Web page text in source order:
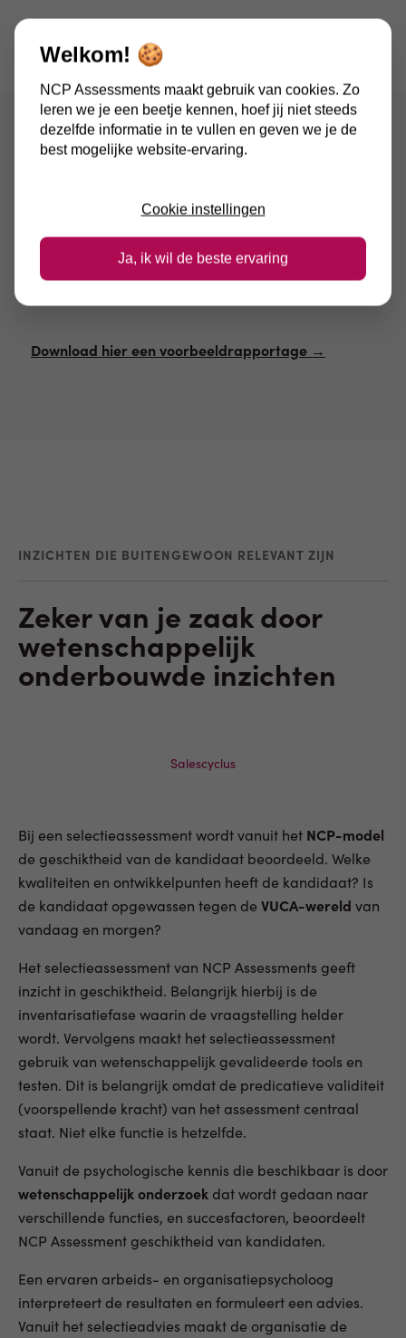
Werkwijze
Inventarisatie
Assessment
Download hier een voorbeeldrapportage →
INZICHTEN DIE BUITENGEWOON RELEVANT ZIJN
Zeker van je zaak door
wetenschappelijk
onderbouwde inzichten
Salescyclus
Bij een selectieassessment wordt vanuit het NCP-model
de geschiktheid van de kandidaat beoordeeld. Welke
kwaliteiten en ontwikkelpunten heeft de kandidaat? Is
de kandidaat opgewassen tegen de VUCA-wereld van
vandaag en morgen?
Het selectieassessment van NCP Assessments geeft
inzicht in geschiktheid. Belangrijk hierbij is de
inventarisatiefase waarin de vraagstelling helder
wordt. Vervolgens maakt het selectieassessment
gebruik van wetenschappelijk gevalideerde tools en
testen. Dit is belangrijk omdat de predicatieve validiteit
(voorspellende kracht) van het assessment centraal
staat. Niet elke functie is hetzelfde.
Vanuit de psychologische kennis die beschikbaar is door
wetenschappelijk onderzoek dat wordt gedaan naar
verschillende functies, en succesfactoren, beoordeelt
NCP Assessment geschiktheid van kandidaten.
Een ervaren arbeids- en organisatiepsycholoog
interpreteert de resultaten en formuleert een advies.
Vanuit het selectieadvies maakt de organisatie de
Welkom! 🍪
NCP Assessments maakt gebruik van cookies. Zo
leren we je een beetje kennen, hoef jij niet steeds
dezelfde informatie in te vullen en geven we je de
best mogelijke website-ervaring.
Cookie instellingen
Ja, ik wil de beste ervaring